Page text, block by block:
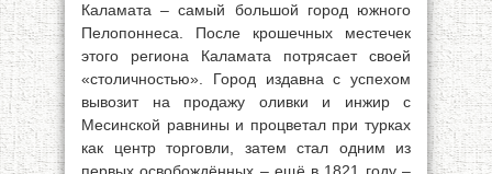
Каламата – самый большой город южного
Пелопоннеса. После крошечных местечек
этого региона Каламата потрясает своей
«столичностью». Город издавна с успехом
вывозит на продажу оливки и инжир с
Месинской равнины и процветал при турках
как центр торговли, затем стал одним из